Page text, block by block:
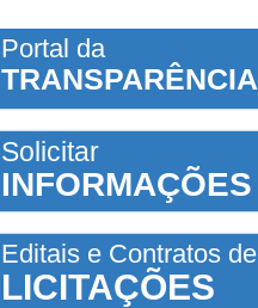
Portal da
TRANSPARÊNCIA
Solicitar
INFORMAÇÕES
Editais e Contratos de
LICITAÇÕES